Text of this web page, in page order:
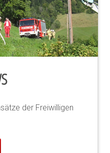
der Freiwilligen